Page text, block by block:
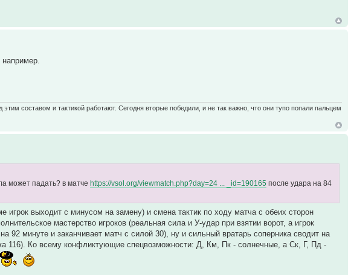
например.
составом и тактикой работают. Сегодня вторые победили, и не так важно, что они тупо попали пальцем
может падать? в матче https://vsol.org/viewmatch.php?day=24 ... _id=190165 после удара на 84
выходит с минусом на замену) и смена тактик по ходу матча с обеих сторон
мастерство игроков (реальная сила и У-удар при взятии ворот, а игрок
92 минуте и заканчивает матч с силой 30), ну и сильный вратарь соперника сводит на
116). Ко всему конфликтующие спецвозможности: Д, Км, Пк - солнечные, а Ск, Г, Пд -